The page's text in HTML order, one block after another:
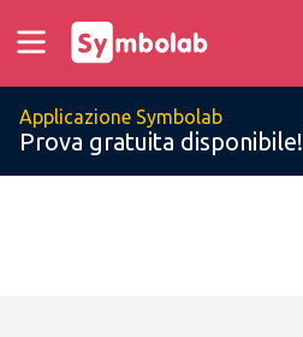
Applicazione Symbolab
Prova gratuita disponibile!